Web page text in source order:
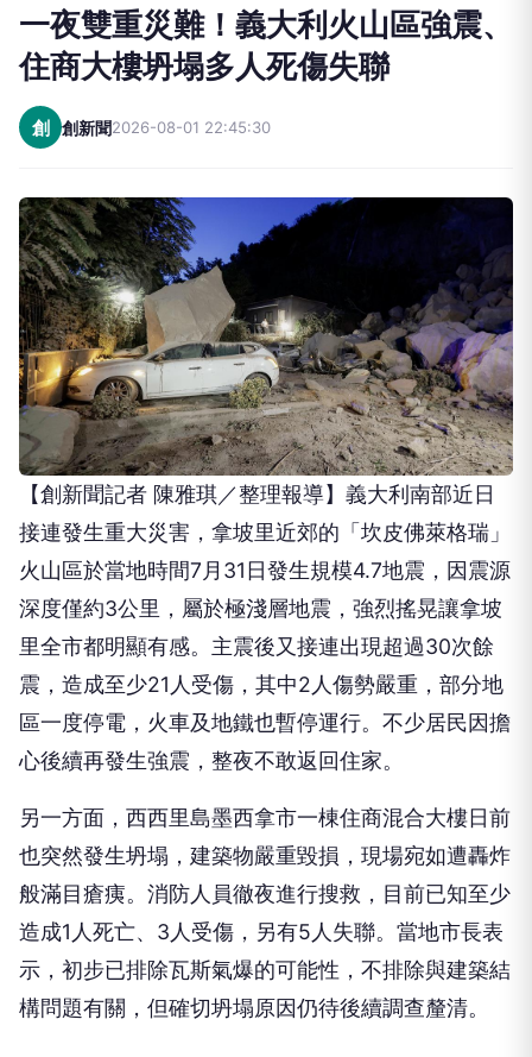
一夜雙重災難！義大利火山區強震、
住商大樓坍塌多人死傷失聯
創 創新聞2026-08-01 22:45:30
【創新聞記者 陳雅琪／整理報導】義大利南部近日
接連發生重大災害，拿坡里近郊的「坎皮佛萊格瑞」
火山區於當地時間7月31日發生規模4.7地震，因震源
深度僅約3公里，屬於極淺層地震，強烈搖晃讓拿坡
里全市都明顯有感。主震後又接連出現超過30次餘
震，造成至少21人受傷，其中2人傷勢嚴重，部分地
區一度停電，火車及地鐵也暫停運行。不少居民因擔
心後續再發生強震，整夜不敢返回住家。
另一方面，西西里島墨西拿市一棟住商混合大樓日前
也突然發生坍塌，建築物嚴重毀損，現場宛如遭轟炸
般滿目瘡痍。消防人員徹夜進行搜救，目前已知至少
造成1人死亡、3人受傷，另有5人失聯。當地市長表
示，初步已排除瓦斯氣爆的可能性，不排除與建築結
構問題有關，但確切坍塌原因仍待後續調查釐清。